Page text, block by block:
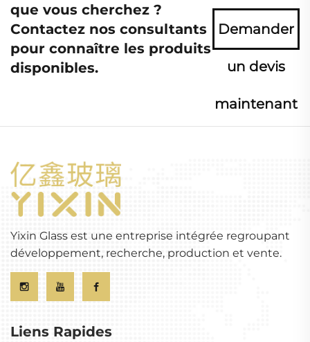
que vous cherchez ?
Contactez nos consultants
pour connaître les produits
disponibles.
Demander
un devis
maintenant
Yixin Glass est une entreprise intégrée regroupant
développement, recherche, production et vente.
Liens Rapides